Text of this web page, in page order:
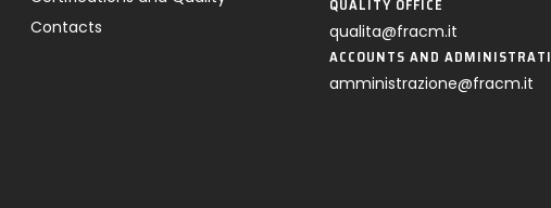
Contacts
QUALITY OFFICE
qualita@fracm.it
ACCOUNTS AND
amministrazione@fracm.it